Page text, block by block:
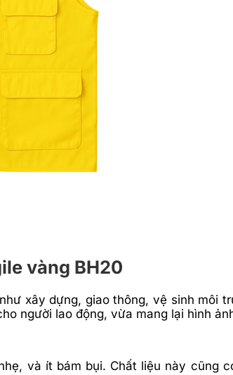
vàng BH20
xây dựng, giao thông, vệ sinh môi
người lao động, vừa mang lại hình
và ít bám bụi. Chất liệu này cũng